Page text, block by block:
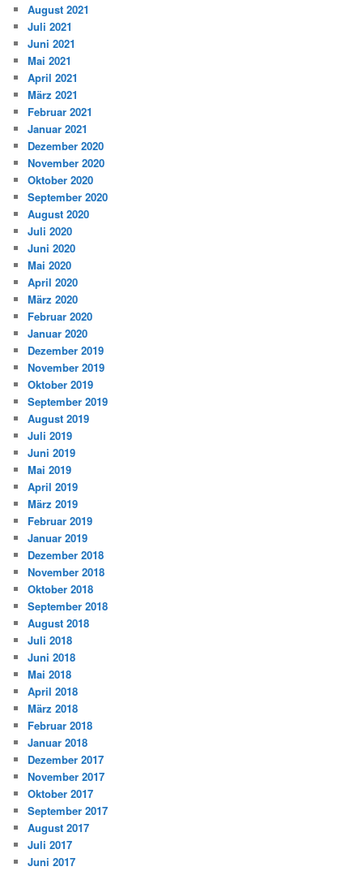
August 2021
Juli 2021
Juni 2021
Mai 2021
April 2021
März 2021
Februar 2021
Januar 2021
Dezember 2020
November 2020
Oktober 2020
September 2020
August 2020
Juli 2020
Juni 2020
Mai 2020
April 2020
März 2020
Februar 2020
Januar 2020
Dezember 2019
November 2019
Oktober 2019
September 2019
August 2019
Juli 2019
Juni 2019
Mai 2019
April 2019
März 2019
Februar 2019
Januar 2019
Dezember 2018
November 2018
Oktober 2018
September 2018
August 2018
Juli 2018
Juni 2018
Mai 2018
April 2018
März 2018
Februar 2018
Januar 2018
Dezember 2017
November 2017
Oktober 2017
September 2017
August 2017
Juli 2017
Juni 2017